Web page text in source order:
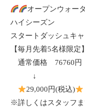
オープンウォー
ハイシーズン
スタートダッシュキ
【毎月先着5名様限定】
通常価格 76760円
↓
29,000円(税込)
※詳しくはスタッフ